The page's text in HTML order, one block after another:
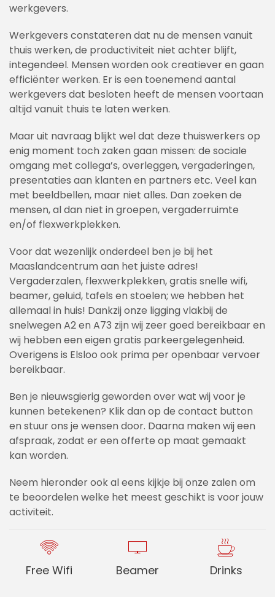
werkgevers.
Werkgevers constateren dat nu de mensen vanuit
thuis werken, de productiviteit niet achter blijft,
integendeel. Mensen worden ook creatiever en gaan
efficiënter werken. Er is een toenemend aantal
werkgevers dat besloten heeft de mensen voortaan
altijd vanuit thuis te laten werken.
Maar uit navraag blijkt wel dat deze thuiswerkers op
enig moment toch zaken gaan missen: de sociale
omgang met collega’s, overleggen, vergaderingen,
presentaties aan klanten en partners etc. Veel kan
met beeldbellen, maar niet alles. Dan zoeken de
mensen, al dan niet in groepen, vergaderruimte
en/of flexwerkplekken.
Voor dat wezenlijk onderdeel ben je bij het
Maaslandcentrum aan het juiste adres!
Vergaderzalen, flexwerkplekken, gratis snelle wifi,
beamer, geluid, tafels en stoelen; we hebben het
allemaal in huis! Dankzij onze ligging vlakbij de
snelwegen A2 en A73 zijn wij zeer goed bereikbaar en
wij hebben een eigen gratis parkeergelegenheid.
Overigens is Elsloo ook prima per openbaar vervoer
bereikbaar.
Ben je nieuwsgierig geworden over wat wij voor je
kunnen betekenen? Klik dan op de contact button
en stuur ons je wensen door. Daarna maken wij een
afspraak, zodat er een offerte op maat gemaakt
kan worden.
Neem hieronder ook al eens kijkje bij onze zalen om
te beoordelen welke het meest geschikt is voor jouw
activiteit.
Free Wifi Beamer Drinks